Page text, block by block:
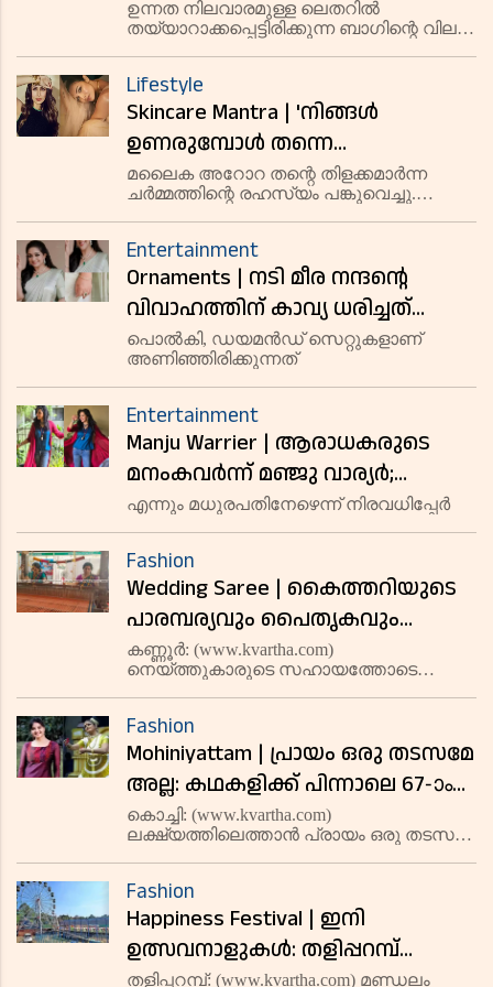
വീഡിയോയില്‍ ഷാരൂഖ് ഖാന്റെ
ബാഗില്‍ നോട്ടമിട്ട് ആരാധകര്‍;
വില കേട്ടാല്‍ ഞെട്ടും
ഉന്നത നിലവാരമുള്ള ലെതറില്‍
തയ്യാറാക്കപ്പെട്ടിരിക്കുന്ന ബാഗിന്റെ വില
Lifestyle
Skincare Mantra | 'നിങ്ങള്‍
ഉണരുമ്പോള്‍ തന്നെ
പുതുമയുള്ളതും
മഞ്ഞുവീഴുന്നതുമായ രൂപത്തിന്
ഇങ്ങനെ ചെയ്താല്‍ മതി'; തന്റെ
ചര്‍മ്മസംരക്ഷണ രഹസ്യം
വെളിപ്പെടുത്തി മലൈക അറോറ
മലൈക അറോറ തന്റെ തിളക്കമാർന്ന
ചർമ്മത്തിന്റെ രഹസ്യം പങ്കുവെച്ചു.
വാട്ടർ എന്നിവ പോലുള്ള പ്രകൃതിദത്ത
ചേരുവകൾ ഉപയോഗിക്കുക എന്നിവ
ഉൾപ്പെടുന്ന അവരുടെ ലളിതമ
Entertainment
Ornaments | നടി മീര നന്ദന്റെ
വിവാഹത്തിന് കാവ്യ ധരിച്ചത്
സ്വന്തം ബ്രാന്‍ഡ് സാരി;
ആഭരണങ്ങളുടെ വില കേട്ടാല്‍
ഞെട്ടും
പൊല്‍കി, ഡയമന്‍ഡ് സെറ്റുകളാണ്
അണിഞ്ഞിരിക്കുന്നത്
Entertainment
Manju Warrier | ആരാധകരുടെ
മനംകവര്‍ന്ന് മഞ്ജു വാര്യര്‍;
തരംഗമായി പുതിയ ചിത്രങ്ങള്‍
എന്നും മധുരപതിനേഴെന്ന് നിരവധിപ്പേര്‍
Fashion
Wedding Saree | കൈത്തറിയുടെ
പാരമ്പര്യവും പൈതൃകവും
ഇഴപാകി കോലത്തുനാടിന്റെ
ചന്തംനിറച്ച് കണ്ണൂര്‍
പുടവയൊരുങ്ങുന്നു
കണ്ണൂര്‍: (www.kvartha.com)
നെയ്ത്തുകാരുടെ സഹായത്തോടെ
കേരള വസ്ത്രവിപണിയില്‍ സാന്നിധ്യം
അറിയിക്കാനൊരുങ്ങുകയാണ് ജില്ലാ
പഞ്ചായത്. ഗുണനിലവാരത്
Fashion
Mohiniyattam | പ്രായം ഒരു തടസമേ
അല്ല: കഥകളിക്ക് പിന്നാലെ 67-ാം
വയസില്‍ മോഹിനിയാട്ടത്തിലും
അരങ്ങേറ്റം കുറിച്ച് ഗിരിജ
മാധവന്‍; സന്തോഷവാര്‍ത്ത
ആരാധകരെ അറിയിച്ച് നടി മഞ്ജു
വാരിയര്‍
കൊച്ചി: (www.kvartha.com)
ലക്ഷ്യത്തിലെത്താന്‍ പ്രായം ഒരു തടസമേ
വയസില്‍ മോഹിനിയാട്ടത്തിലും അരങ്ങേറ്റം
കുറിച്ചിരിക്കയാണ് നട
Fashion
Happiness Festival | ഇനി
ഉത്സവനാളുകള്‍: തളിപ്പറമ്പ്
തളിപ്പറമ്പ്: (www.kvartha.com) മണ്ഡലം